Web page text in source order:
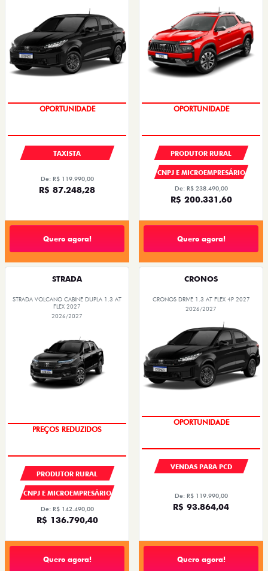
PREÇOS REDUZIDOS
TAXISTA
De: R$ 119.990,00
R$ 87.248,28
Quero agora!
PREÇOS REDUZIDOS
PRODUTOR RURAL
CNPJ E MICROEMPRESÁRIO
De: R$ 238.490,00
R$ 200.331,60
Quero agora!
STRADA
STRADA VOLCANO CABINE DUPLA 1.3 AT
FLEX 2027
2026/2027
OPORTUNIDADE
PRODUTOR RURAL
CNPJ E MICROEMPRESÁRIO
De: R$ 142.490,00
R$ 136.790,40
Quero agora!
CRONOS
CRONOS DRIVE 1.3 AT FLEX 4P 2027
2026/2027
PREÇOS REDUZIDOS
VENDAS PARA PCD
De: R$ 119.990,00
R$ 93.864,04
Quero agora!